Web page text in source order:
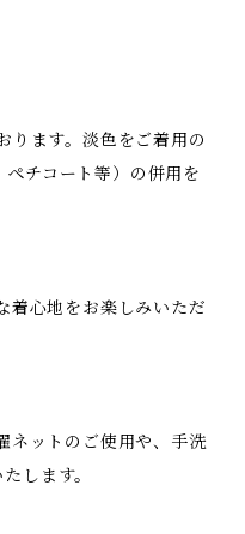
ります。淡色をご着用の
チコート等）の併用を
着心地をお楽しみいただ
ネットのご使用や、手洗
します。